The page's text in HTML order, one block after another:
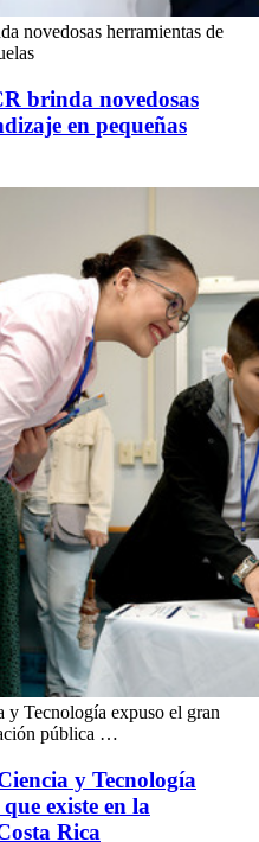
novedosas herramientas de
brinda novedosas
en pequeñas
Tecnología expuso el gran
pública …
y Tecnología
existe en la
Rica